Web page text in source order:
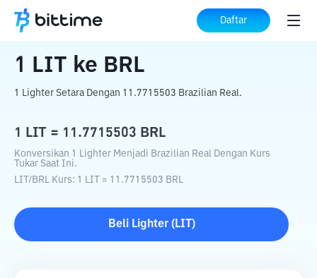
Daftar
Beranda Konverter Kripto ke BRL
1 LIT ke BRL
1 Lighter Setara Dengan 11.7715503 Brazilian Real.
1 LIT = 11.7715503 BRL
Konversikan 1 Lighter Menjadi Brazilian Real Dengan Kurs
Tukar Saat Ini.
LIT /BRL Kurs: 1 LIT = 11.7715503 BRL
Beli Lighter( LIT )